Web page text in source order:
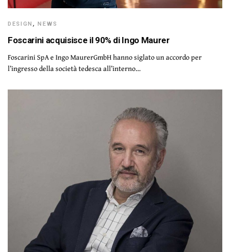
DESIGN ,NEWS
Foscarini acquisisce il 90% di Ingo Maurer
Foscarini SpA e Ingo MaurerGmbH hanno siglato un accordo per
l’ingresso della società tedesca all’interno…